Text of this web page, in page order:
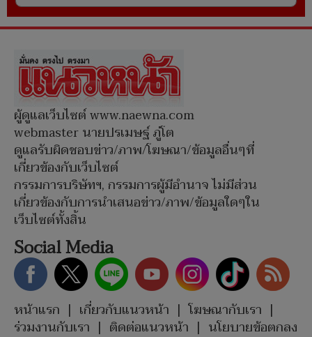
ผู้ดูแลเว็บไซต์ www.naewna.com
webmaster นายปรเมษฐ์ ภู่โต
ดูแลรับผิดชอบข่าว/ภาพ/โฆษณา/ข้อมูลอื่นๆที่
เกี่ยวข้องกับเว็บไซต์
กรรมการบริษัทฯ, กรรมการผู้มีอำนาจ ไม่มีส่วน
เกี่ยวข้องกับการนำเสนอข่าว/ภาพ/ข้อมูลใดๆใน
เว็บไซต์ทั้งสิ้น
Social Media
หน้าแรก | เกี่ยวกับแนวหน้า | โฆษณากับเรา |
ร่วมงานกับเรา | ติดต่อแนวหน้า | นโยบายข้อตกลง